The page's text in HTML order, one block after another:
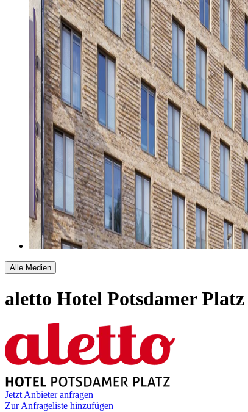
Alle Medien
aletto Hotel Potsdamer Platz
Jetzt Anbieter anfragen
Zur Anfrageliste hinzufügen